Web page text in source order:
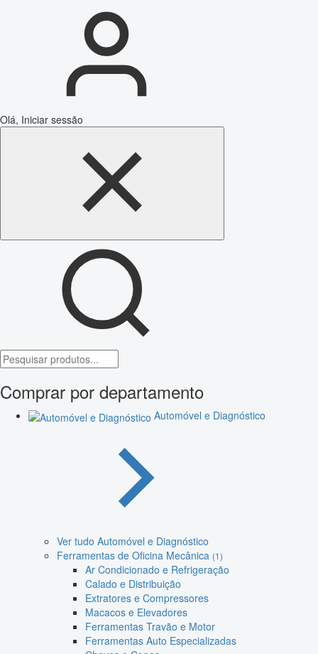
Olá, Iniciar sessão
Comprar por departamento
Automóvel e Diagnóstico
Ver tudo Automóvel e Diagnóstico
Ferramentas de Oficina Mecânica (1)
Ar Condicionado e Refrigeração
Calado e Distribuição
Extratores e Compressores
Macacos e Elevadores
Ferramentas Travão e Motor
Ferramentas Auto Especializadas